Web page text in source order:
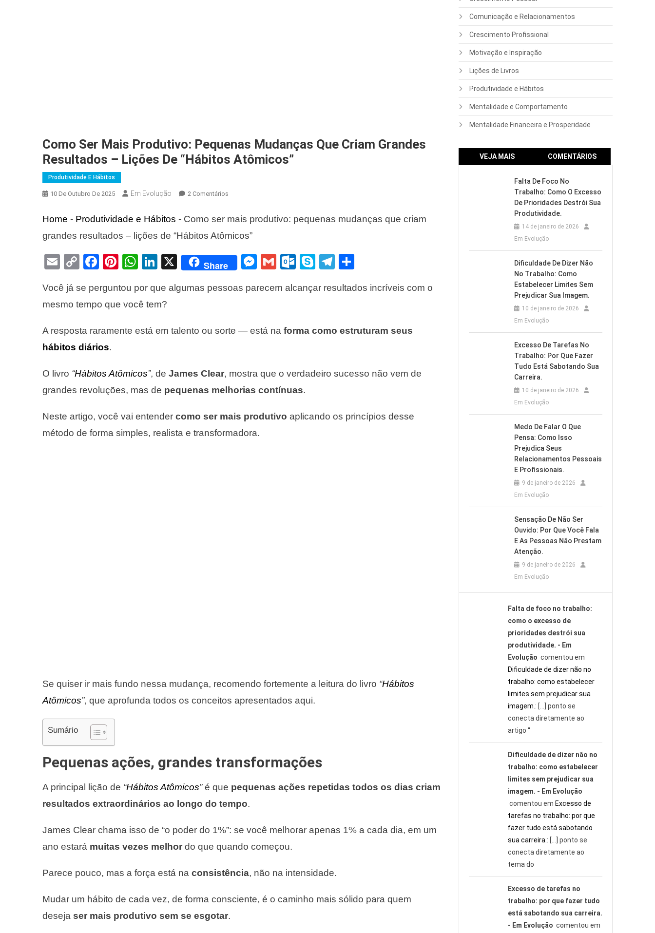
Como Ser Mais Produtivo: Pequenas Mudanças Que Criam Grandes
Resultados – Lições De “Hábitos Atômicos”
Produtividade E Hábitos
10 De Outubro De 2025 Em Evolução 2 Comentários
Produtivo:
Mudanças
Que
Grandes
Lições
Home - Produtividade e Hábitos - Como ser mais produtivo: pequenas mudanças que criam
grandes resultados – lições de “Hábitos Atômicos”
EmailCopyFacebook
Pinterest
WhatsApp
LinkedIn
X Share Messenger
GmailOutlook.com
SkypeTelegram
Você já se perguntou por que algumas pessoas parecem alcançar resultados incríveis com o
mesmo tempo que você tem?
A resposta raramente está em talento ou sorte — está na forma como estruturam seus
hábitos diários.
O livro “Hábitos Atômicos”, de James Clear, mostra que o verdadeiro sucesso não vem de
grandes revoluções, mas de pequenas melhorias contínuas.
Neste artigo, você vai entender como ser mais produtivo aplicando os princípios desse
método de forma simples, realista e transformadora.
Se quiser ir mais fundo nessa mudança, recomendo fortemente a leitura do livro “Hábitos
Atômicos”, que aprofunda todos os conceitos apresentados aqui.
Sumário
Pequenas ações, grandes transformações
A principal lição de “Hábitos Atômicos”é que pequenas ações repetidas todos os dias criam
resultados extraordinários ao longo do tempo.
James Clear chama isso de “o poder do 1%”: se você melhorar apenas 1% a cada dia, em um
ano estará muitas vezes melhor do que quando começou.
Parece pouco, mas a força está na consistência, não na intensidade.
Mudar um hábito de cada vez, de forma consciente, é o caminho mais sólido para quem
deseja ser mais produtivo sem se esgotar.
Comunicação e Relacionamentos
Crescimento Profissional
Motivação e Inspiração
Lições de Livros
Produtividade e Hábitos
Mentalidade e Comportamento
Mentalidade Financeira e Prosperidade
VEJA MAIS COMENTÁRIOS
Falta De Foco No
Trabalho: Como O Excesso
De Prioridades Destrói Sua
Produtividade.
14 de janeiro de 2026
Em Evolução
Dificuldade De Dizer Não
No Trabalho: Como
Estabelecer Limites Sem
Prejudicar Sua Imagem.
10 de janeiro de 2026
Em Evolução
Excesso De Tarefas No
Trabalho: Por Que Fazer
Tudo Está Sabotando Sua
Carreira.
10 de janeiro de 2026
Em Evolução
Medo De Falar O Que
Pensa: Como Isso
Prejudica Seus
Relacionamentos Pessoais
E Profissionais.
9 de janeiro de 2026
Em Evolução
Sensação De Não Ser
Ouvido: Por Que Você Fala
E As Pessoas Não Prestam
Atenção.
9 de janeiro de 2026
Em Evolução
Falta de foco no trabalho:
como o excesso de
prioridades destrói sua
produtividade. - Em
Evolução comentou em
Dificuldade de dizer não no
trabalho: como estabelecer
limites sem prejudicar sua
imagem. : […] ponto se
conecta diretamente ao
artigo “
Dificuldade de dizer não no
trabalho: como estabelecer
limites sem prejudicar sua
imagem. - Em Evolução
comentou em Excesso de
tarefas no trabalho: por que
fazer tudo está sabotando
sua carreira. : […] ponto se
conecta diretamente ao
tema do
Excesso de tarefas no
trabalho: por que fazer tudo
está sabotando sua carreira.
- Em Evolução comentou em